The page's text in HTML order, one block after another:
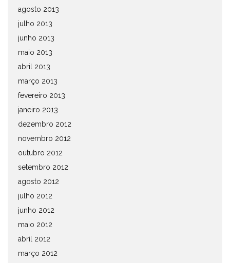
agosto 2013
julho 2013
junho 2013
maio 2013
abril 2013
março 2013
fevereiro 2013
janeiro 2013
dezembro 2012
novembro 2012
outubro 2012
setembro 2012
agosto 2012
julho 2012
junho 2012
maio 2012
abril 2012
março 2012